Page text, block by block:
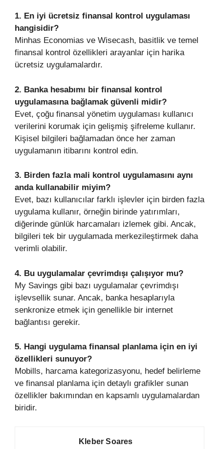
1. En iyi ücretsiz finansal kontrol uygulaması
hangisidir?
Minhas Economias ve Wisecash, basitlik ve temel
finansal kontrol özellikleri arayanlar için harika
ücretsiz uygulamalardır.
2. Banka hesabımı bir finansal kontrol
uygulamasına bağlamak güvenli midir?
Evet, çoğu finansal yönetim uygulaması kullanıcı
verilerini korumak için gelişmiş şifreleme kullanır.
Kişisel bilgileri bağlamadan önce her zaman
uygulamanın itibarını kontrol edin.
3. Birden fazla mali kontrol uygulamasını aynı
anda kullanabilir miyim?
Evet, bazı kullanıcılar farklı işlevler için birden fazla
uygulama kullanır, örneğin birinde yatırımları,
diğerinde günlük harcamaları izlemek gibi. Ancak,
bilgileri tek bir uygulamada merkezileştirmek daha
verimli olabilir.
4. Bu uygulamalar çevrimdışı çalışıyor mu?
My Savings gibi bazı uygulamalar çevrimdışı
işlevsellik sunar. Ancak, banka hesaplarıyla
senkronize etmek için genellikle bir internet
bağlantısı gerekir.
5. Hangi uygulama finansal planlama için en iyi
özellikleri sunuyor?
Mobills, harcama kategorizasyonu, hedef belirleme
ve finansal planlama için detaylı grafikler sunan
özellikler bakımından en kapsamlı uygulamalardan
biridir.
Kleber Soares